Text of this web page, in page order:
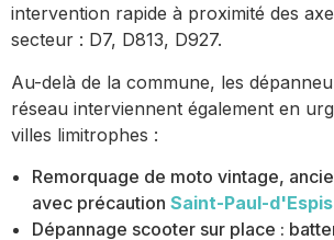
intervention rapide à proximité des
secteur : D7, D813, D927.
Au-delà de la commune, les
réseau interviennent également en
villes limitrophes :
Remorquage de moto vintage,
avec précaution Saint-Paul-d'Espis
Dépannage scooter sur place :